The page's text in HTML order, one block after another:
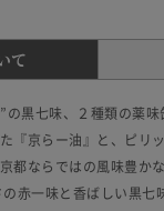
て
の黒七味、２種類の薬味
『京らー油』と、ピリ
都ならではの風味豊か
赤一味と香ばしい黒七